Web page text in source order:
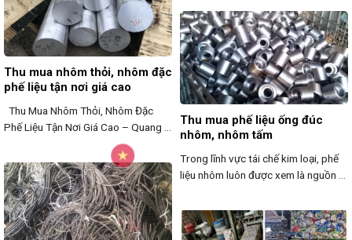
Thu mua nhôm thỏi, nhôm đặc
phế liệu tận nơi giá cao
Thu Mua Nhôm Thỏi, Nhôm Đặc
Phế Liệu Tận Nơi Giá Cao – Quang ...
Thu mua phế liệu ống đúc
nhôm, nhôm tấm
Trong lĩnh vực tái chế kim loại, phế
liệu nhôm luôn được xem là nguồn ...